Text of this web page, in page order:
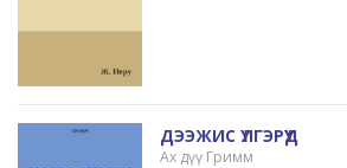
ДЭЭЖИС ҮЛГЭРҮҮД
Ах дүү Гримм